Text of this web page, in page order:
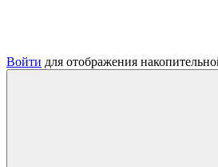
Войти для отображения